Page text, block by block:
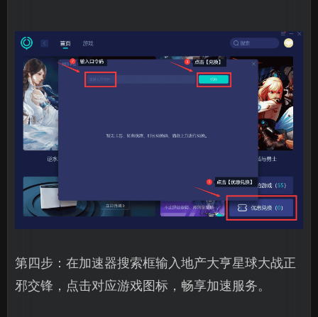
第四步：在加速器搜索框输入地产大亨星球大战正
邪交锋，点击对应游戏图标，畅享加速服务。